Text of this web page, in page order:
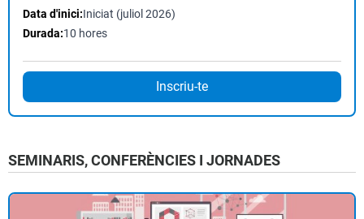
Data d'inici:Iniciat (juliol 2026)
Durada:10 hores
Inscriu-te
SEMINARIS, CONFERÈNCIES I JORNADES